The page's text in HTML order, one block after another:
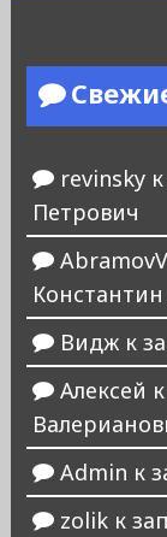
revinskyк
Петрович
Виджк
Алексей
Admin к
zolikк